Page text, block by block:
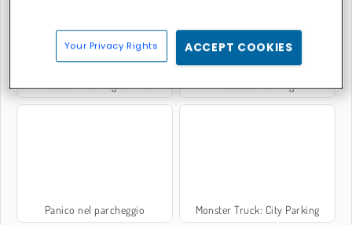
Zen Sort Parking Puzzle Real Car Parking
Panico nel parcheggio Monster Truck: City Parking
Your Privacy Rights ACCEPT COOKIES